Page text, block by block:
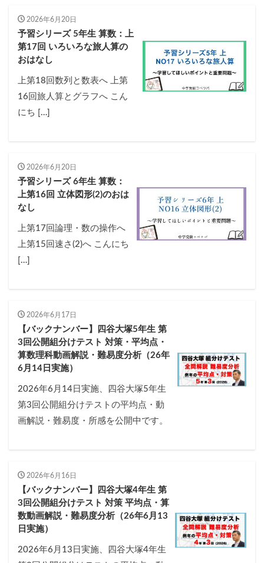
2026年6月20日
予習シリーズ 5年生 算数：上
第17回 いろいろな旅人算の
おはなし
上第18回数列と数表へ 上第
16回旅人算とグラフへ こん
にち […]
2026年6月20日
予習シリーズ 6年生 算数：
上第16回 立体図形(2)のおは
なし
上第17回論理・数の操作へ
上第15回速さ(2)へ こんにち
[…]
2026年6月17日
【バックナンバー】四谷大塚5年生 第
3回公開組分けテスト 対策・平均点・
算数理科動画解説・難易度分析（26年
6月14日実施）
2026年6月14日実施、四谷大塚5年生
第3回公開組分けテストの平均点・動
画解説・難易度・所感を公開中です。
2026年6月16日
【バックナンバー】四谷大塚4年生 第
3回公開組分けテスト 対策 平均点・算
数動画解説・難易度分析（26年6月13
日実施）
2026年6月13日実施、四谷大塚4年生